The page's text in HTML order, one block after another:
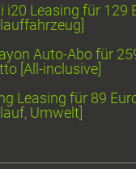
i20 Leasing für 129
Auto-Abo für
[All-inclusive]
Leasing für 89
Umwelt]